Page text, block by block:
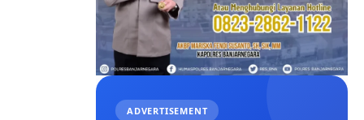
ADVERTISEMENT